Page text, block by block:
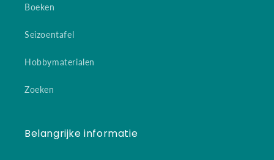
Boeken
Seizoentafel
Hobbymaterialen
Zoeken
Belangrijke informatie